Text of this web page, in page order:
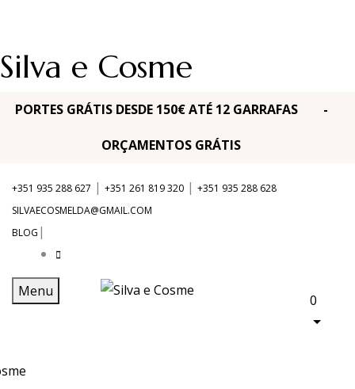
Silva e Cosme
PORTES GRÁTIS DESDE 150€ ATÉ 12 GARRAFAS -
ORÇAMENTOS GRÁTIS
+351 935 288 627 | +351 261 819 320 | +351 935 288 628
SILVAECOSMELDA@GMAIL.COM
BLOG |
Menu
0